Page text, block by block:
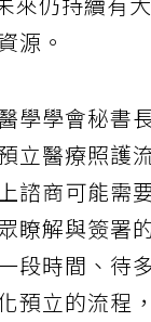
源。
學學會秘書
立醫療照護
諮商可能需
瞭解與簽署
段時間、待
預立的流程